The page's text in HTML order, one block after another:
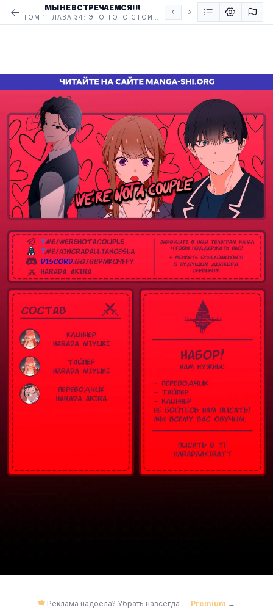
МЫ НЕ ВСТРЕЧАЕМСЯ!!!
Реклама надоела? Убрать навсегда — Premium →